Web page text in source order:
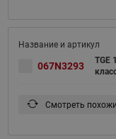
067N3293
TGE
Смотреть